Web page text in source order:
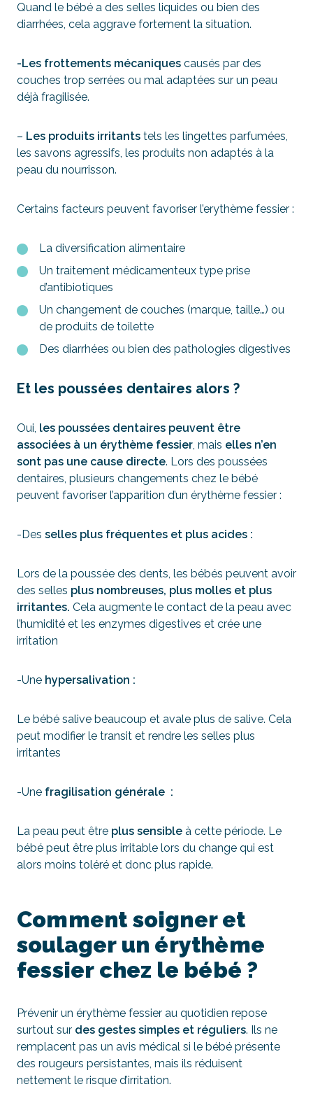
Quand le bébé a des selles liquides ou bien des
diarrhées, cela aggrave fortement la situation.
-Les frottements mécaniques causés par des
couches trop serrées ou mal adaptées sur un peau
déjà fragilisée.
– Les produits irritants tels les lingettes parfumées,
les savons agressifs, les produits non adaptés à la
peau du nourrisson.
Certains facteurs peuvent favoriser l’erythème fessier :
La diversification alimentaire
Un traitement médicamenteux type prise
d’antibiotiques
Un changement de couches (marque, taille…) ou
de produits de toilette
Des diarrhées ou bien des pathologies digestives
Et les poussées dentaires alors ?
Oui, les poussées dentaires peuvent être
associées à un érythème fessier, mais elles n’en
sont pas une cause directe. Lors des poussées
dentaires, plusieurs changements chez le bébé
peuvent favoriser l’apparition d’un érythème fessier :
-Des selles plus fréquentes et plus acides :
Lors de la poussée des dents, les bébés peuvent avoir
des selles plus nombreuses, plus molles et plus
irritantes. Cela augmente le contact de la peau avec
l’humidité et les enzymes digestives et crée une
irritation
-Une hypersalivation :
Le bébé salive beaucoup et avale plus de salive. Cela
peut modifier le transit et rendre les selles plus
irritantes
-Une fragilisation générale :
La peau peut être plus sensible à cette période. Le
bébé peut être plus irritable lors du change qui est
alors moins toléré et donc plus rapide.
Comment soigner et
soulager un érythème
fessier chez le bébé ?
Prévenir un érythème fessier au quotidien repose
surtout sur des gestes simples et réguliers. Ils ne
remplacent pas un avis médical si le bébé présente
des rougeurs persistantes, mais ils réduisent
nettement le risque d’irritation.